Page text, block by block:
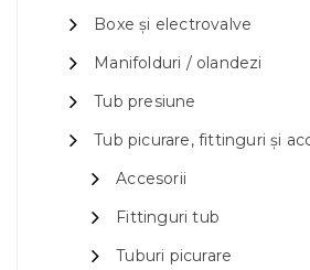
Boxe și electrovalve
Manifolduri / olandezi
Tub presiune
Tub picurare, fittinguri și
Accesorii
Fittinguri tub
Tuburi picurare